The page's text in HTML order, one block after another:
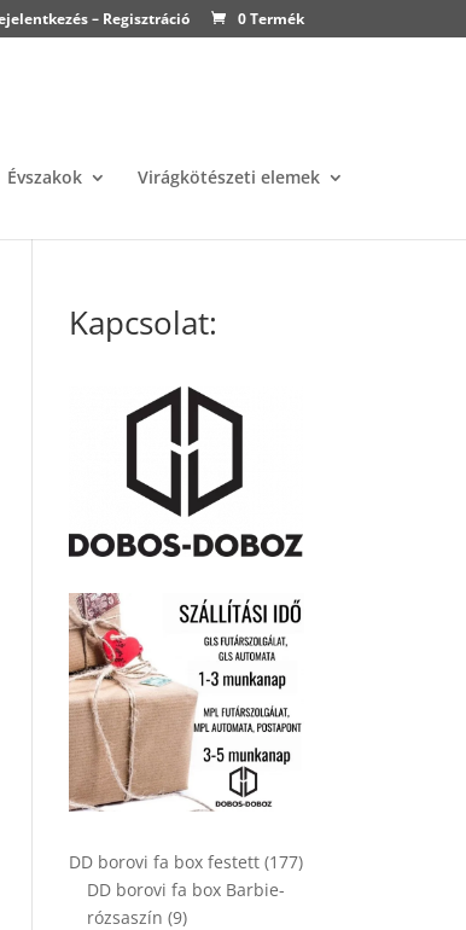
– Regisztráció 0 Termék
Évszakok
Virágkötészeti elemek
Kapcsolat:
DD borovi fa box festett 177177
DD borovi fa box Barbie-
rózsaszín 99